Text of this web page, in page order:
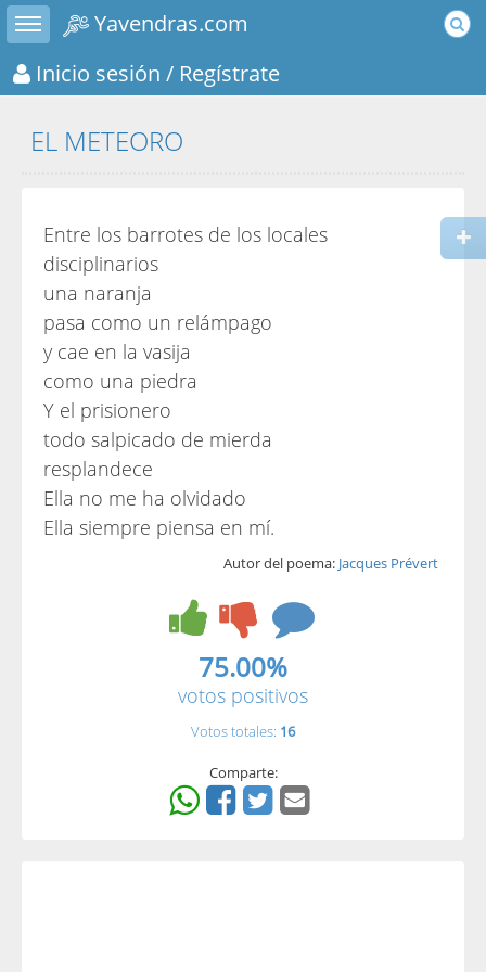
Toggle sidebar
Yavendras.com
Inicio sesión / Regístrate
EL METEORO
Entre los barrotes de los locales
disciplinarios
una naranja
pasa como un relámpago
y cae en la vasija
como una piedra
Y el prisionero
todo salpicado de mierda
resplandece
Ella no me ha olvidado
Ella siempre piensa en mí.
Autor del poema: Jacques Prévert
75.00%
votos positivos
Votos totales: 16
Comparte: